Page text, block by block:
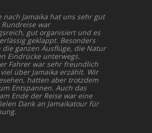
nach Jamaika hat uns sehr gut
war
gut organisiert und es
geklappt. Besonders
die ganzen Ausflüge, die Natur
Eindrücke unterwegs.
Fahrer war sehr freundlich
über Jamaika erzählt. Wir
hatten aber trotzdem
Entspannen. Auch das
Ende der Reise war eine
Dank an Jamaikatour für